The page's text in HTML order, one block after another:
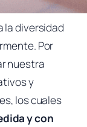
la diversidad
Por
nuestra
y
los cuales
y con